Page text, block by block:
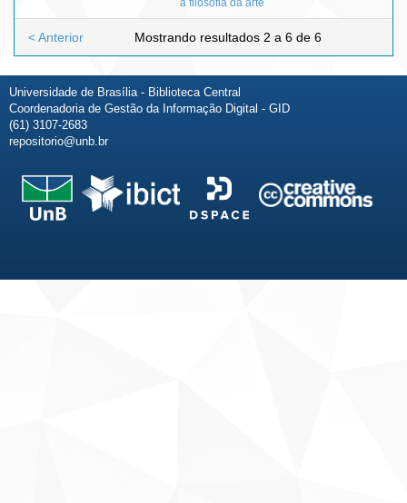
Mostrando resultados 2 a 6 de 6
< Anterior
Universidade de Brasília - Biblioteca Central
Coordenadoria de Gestão da Informação Digital - GID
(61) 3107-2683
repositorio@unb.br